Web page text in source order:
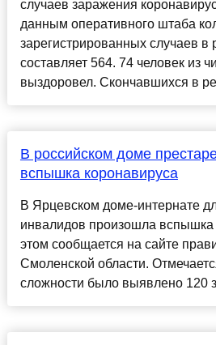
случаев заражения
данным оперативного штаба
зарегистрированных случаев в
составляет 564. 74 человек из
выздоровел. Скончавшихся в
В российском доме
вспышка коронавируса
В Ярцевском доме-интернате
инвалидов произошла вспышка
этом сообщается на сайте
Смоленской области.
сложности было выявлено 120